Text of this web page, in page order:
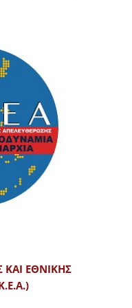
ΕΘΝΙΚΗΣ